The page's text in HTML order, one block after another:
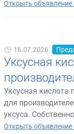
Открыть объявление
16.07.2026
Уксусная
Уксусная кислота
для
уксуса.
Открыть объявление